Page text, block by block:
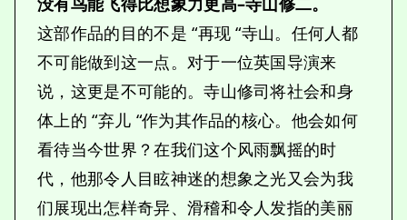
这部作品的目的不是 “再现 “寺山。任何人都
不可能做到这一点。对于一位英国导演来
说，这更是不可能的。寺山修司将社会和身
体上的 “弃儿 “作为其作品的核心。他会如何
看待当今世界？在我们这个风雨飘摇的时
代，他那令人目眩神迷的想象之光又会为我
们展现出怎样奇异、滑稽和令人发指的美丽